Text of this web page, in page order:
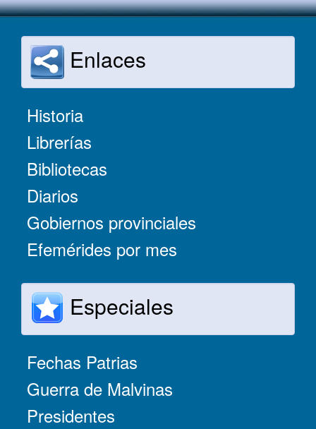
Enlaces
Historia
Librerías
Bibliotecas
Diarios
Gobiernos provinciales
Efemérides por mes
Especiales
Fechas Patrias
Guerra de Malvinas
Presidentes